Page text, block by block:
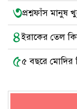
৩প্রশ্নফাঁস মানুষ
৪ইরাকের তেল
৫৫ বছরে মোদির